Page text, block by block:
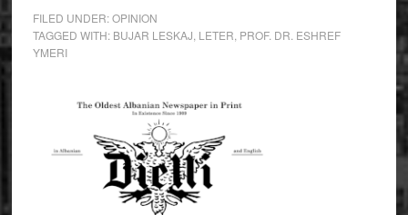
FILED UNDER:OPINION
TAGGED WITH: BUJAR LESKAJ LETER PROF. DR. ESHREF
YMERI